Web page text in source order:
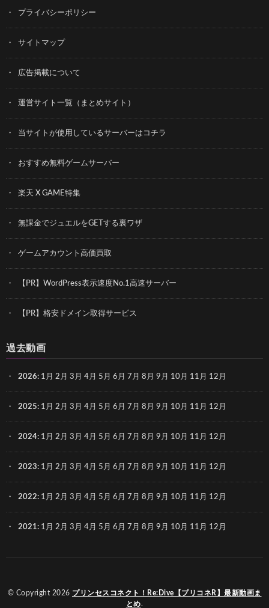
プライバシーポリシー
サイトマップ
広告掲載について
運営サイト一覧（まとめサイト）
当サイトが使用しているサーバーはコチラ
おすすめ無料ゲームサーバー
楽天 X GAME特集
無課金でジュエルをGETする裏ワザ
ゲームアカウント高価買取
【PR】WordPress表示速度No.1高速サーバー
【PR】格安ドメイン取得サービス
過去動画
2026: 1月 2月 3月 4月 5月 6月 7月 8月 9月 10月 11月 12月
2025: 1月 2月 3月 4月 5月 6月 7月 8月 9月 10月 11月 12月
2024: 1月 2月 3月 4月 5月 6月 7月 8月 9月 10月 11月 12月
2023: 1月 2月 3月 4月 5月 6月 7月 8月 9月 10月 11月 12月
2022: 1月 2月 3月 4月 5月 6月 7月 8月 9月 10月 11月 12月
2021: 1月 2月 3月 4月 5月 6月 7月 8月 9月 10月 11月 12月
© Copyright 2026 プリンセスコネクト！Re:Dive【プリコネR】最新動画ま
とめ.